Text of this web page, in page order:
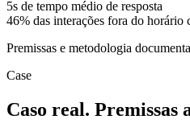
5s de tempo médio de resposta
46% das interações fora do horário
Premissas e metodologia
Case
Caso real. Premissas